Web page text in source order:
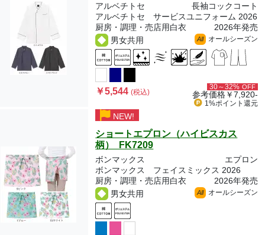
アルベチトセ
長袖コックコート
アルベチトセ サービスユニフォーム 2026
厨房・調理・売店用白衣
2026年発売
男女共用
All オールシーズン
￥5,544(税込)
30～32% OFF
参考価格￥7,920-
1%ポイント 還元
NEW!
ショートエプロン（ハイビスカス
柄） FK7209
ボンマックス
エプロン
ボンマックス フェイスミックス 2026
厨房・調理・売店用白衣
2026年発売
男女共用
All オールシーズン